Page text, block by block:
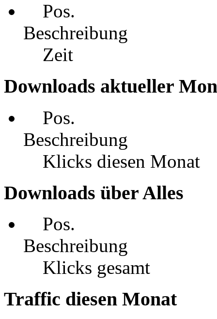
Pos.
Beschreibung
Zeit
Downloads aktueller
Pos.
Beschreibung
Klicks diesen Monat
Downloads über Alles
Pos.
Beschreibung
Klicks gesamt
Traffic diesen Monat